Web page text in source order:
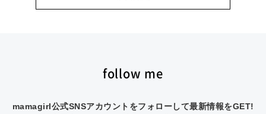
follow me
mamagirl公式SNSアカウントをフォローして最新情報をGET!